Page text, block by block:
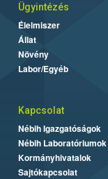
Ügyintézés
Élelmiszer
Állat
Növény
Labor/Egyéb
Kapcsolat
Nébih Igazgatóságok
Nébih Laboratóriumok
Kormányhivatalok
Sajtókapcsolat